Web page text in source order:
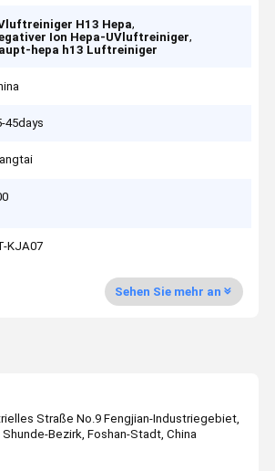
H13 Hepa,
Ion Hepa-UVluftreiniger,
hepa h13 Luftreiniger
45days
KJA07
Sehen Sie mehr an
Straße No.9 Fengjian-Industriegebiet,
Bezirk, Foshan-Stadt, China